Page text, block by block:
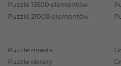
Puzzle 13500 elementów
Puzzle 21000 elementów
Puzzle miasta
Puzzle obrazy